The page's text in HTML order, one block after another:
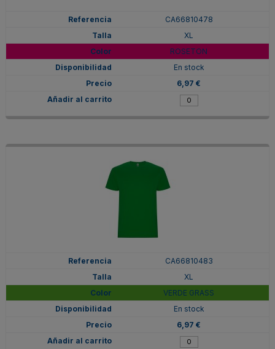
CA66810478
XL
ROSETON
En stock
6,97 €
CA66810483
XL
VERDE GRASS
En stock
6,97 €